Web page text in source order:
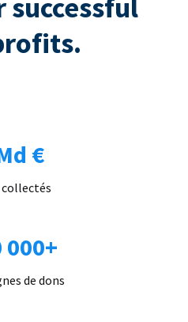
successful
€
collectés
000+
de dons